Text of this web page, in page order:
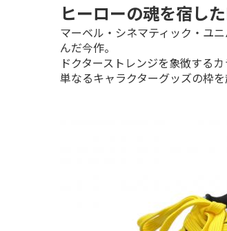
ヒーローの魂を宿し
マーベル・シネマティック・ユ
んだ今作。
ドクターストレンジを象徴する
単なるキャラクターグッズの枠